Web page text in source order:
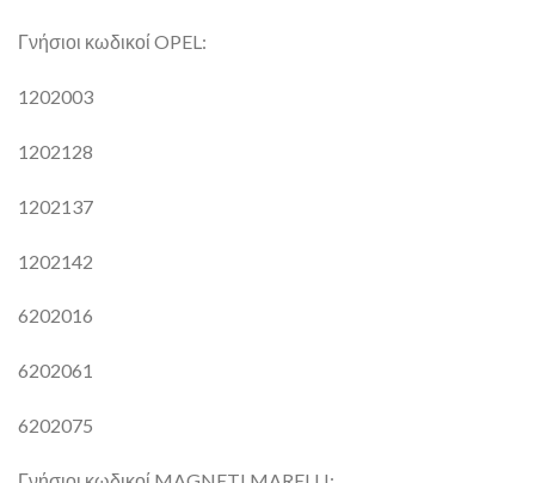
Γνήσιοι κωδικοί OPEL:
1202003
1202128
1202137
1202142
6202016
6202061
6202075